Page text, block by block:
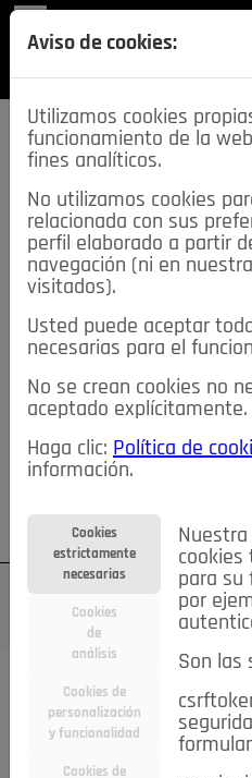
SECCIONES
≡NOTICIAS
NOTICIAS SERVICIOS
TABLÓN DE ANUNCIOS MIS
NOSOTROS
Su cuenta Regístrese
Aviso de cookies:
Utilizamos cookies
funcionamiento de la
fines analíticos.
No utilizamos cookies
relacionada con sus
perfil elaborado a partir
navegación (ni en
visitados).
Usted puede aceptar
necesarias para el
No se crean cookies no
aceptado explícitamente.
Haga clic: Política de
información.
Cookies
estrictamente
necesarias
Cookies
de
análisis
Cookies de
personalización
y funcionalidad
Cookies de
cookies
para su
por
Son las